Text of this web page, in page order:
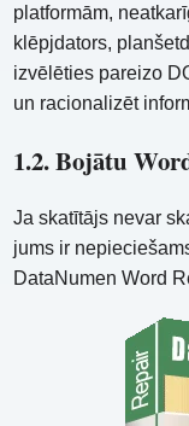
platformām,
klēpjdators,
izvēlēties pareizo
un racionalizēt
1.2. Bojātu
Ja skatītājs nevar
jums ir
DataNumen Word